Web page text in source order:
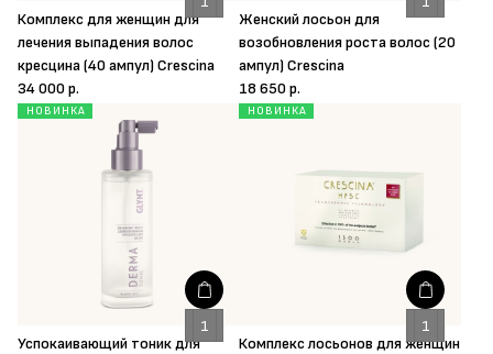
Комплекс для женщин для
лечения выпадения волос
кресцина (40 ампул) Crescina
34 000 р.
Женский лосьон для
возобновления роста волос (20
ампул) Crescina
18 650 р.
НОВИНКА
Успокаивающий тоник для
НОВИНКА
Комплекс лосьонов для женщин